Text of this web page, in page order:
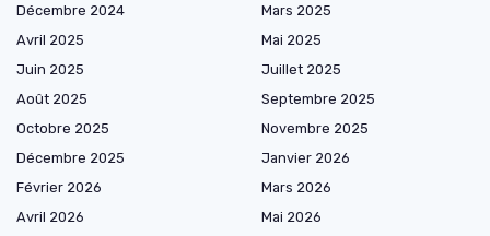
Décembre 2024
Mars 2025
Avril 2025
Mai 2025
Juin 2025
Juillet 2025
Août 2025
Septembre 2025
Octobre 2025
Novembre 2025
Décembre 2025
Janvier 2026
Février 2026
Mars 2026
Avril 2026
Mai 2026